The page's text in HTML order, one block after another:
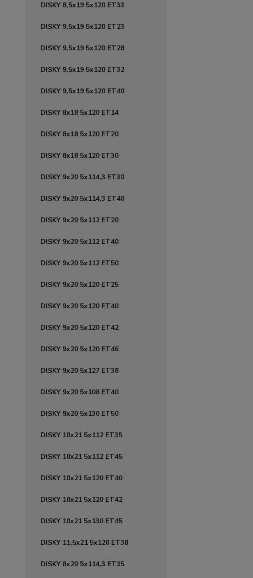
DISKY 8,5x19 5x120 ET33
DISKY 9,5x19 5x120 ET23
DISKY 9,5x19 5x120 ET28
DISKY 9,5x19 5x120 ET32
DISKY 9,5x19 5x120 ET40
DISKY 8x18 5x120 ET14
DISKY 8x18 5x120 ET20
DISKY 8x18 5x120 ET30
DISKY 9x20 5x114,3 ET30
DISKY 9x20 5x114,3 ET40
DISKY 9x20 5x112 ET20
DISKY 9x20 5x112 ET40
DISKY 9x20 5x112 ET50
DISKY 9x20 5x120 ET25
DISKY 9x20 5x120 ET40
DISKY 9x20 5x120 ET42
DISKY 9x20 5x120 ET46
DISKY 9x20 5x127 ET38
DISKY 9x20 5x108 ET40
DISKY 9x20 5x130 ET50
DISKY 10x21 5x112 ET35
DISKY 10x21 5x112 ET45
DISKY 10x21 5x120 ET40
DISKY 10x21 5x120 ET42
DISKY 10x21 5x130 ET45
DISKY 11,5x21 5x120 ET38
DISKY 8x20 5x114,3 ET35